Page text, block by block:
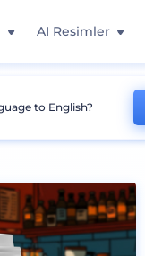
AI Resimler
Çay Paketi Mockup
to English?